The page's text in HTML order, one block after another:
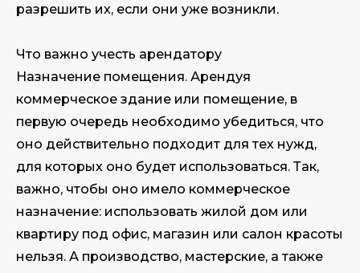
разрешить их, если они уже возникли.
Что важно учесть арендатору
Назначение помещения. Арендуя
коммерческое здание или помещение, в
первую очередь необходимо убедиться, что
оно действительно подходит для тех нужд,
для которых оно будет использоваться. Так,
важно, чтобы оно имело коммерческое
назначение: использовать жилой дом или
квартиру под офис, магазин или салон красоты
нельзя. А производство, мастерские, а также